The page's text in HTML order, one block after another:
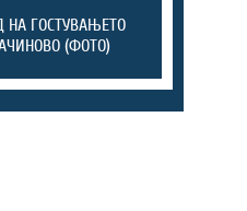
НА ГОСТУВАЊЕТО
(ФОТО)